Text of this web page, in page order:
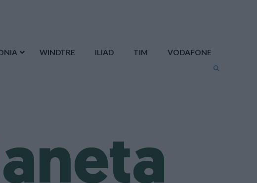
WINDTRE ILIAD TIM VODAFONE